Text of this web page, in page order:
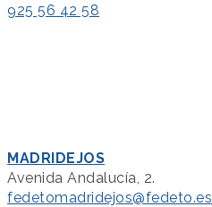
925 56 42 58
MADRIDEJOS
Avenida Andalucía, 2.
fedetomadridejos@fedeto.es